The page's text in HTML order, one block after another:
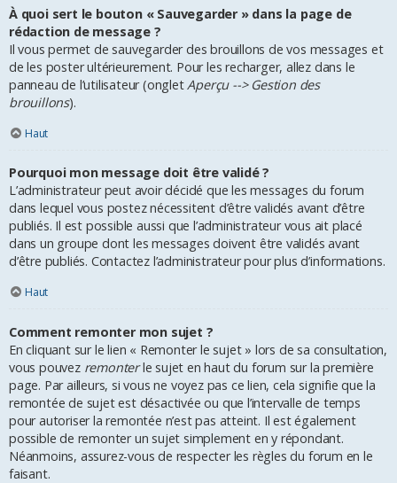
À quoi sert le bouton « Sauvegarder » dans la page de
rédaction de message ?
Il vous permet de sauvegarder des brouillons de vos messages et
de les poster ultérieurement. Pour les recharger, allez dans le
panneau de l’utilisateur (onglet Aperçu --> Gestion des
brouillons).
Haut
Pourquoi mon message doit être validé ?
L’administrateur peut avoir décidé que les messages du forum
dans lequel vous postez nécessitent d’être validés avant d’être
publiés. Il est possible aussi que l’administrateur vous ait placé
dans un groupe dont les messages doivent être validés avant
d’être publiés. Contactez l’administrateur pour plus d’informations.
Haut
Comment remonter mon sujet ?
En cliquant sur le lien « Remonter le sujet » lors de sa consultation,
vous pouvez remonterle sujet en haut du forum sur la première
page. Par ailleurs, si vous ne voyez pas ce lien, cela signifie que la
remontée de sujet est désactivée ou que l’intervalle de temps
pour autoriser la remontée n’est pas atteint. Il est également
possible de remonter un sujet simplement en y répondant.
Néanmoins, assurez-vous de respecter les règles du forum en le
faisant.